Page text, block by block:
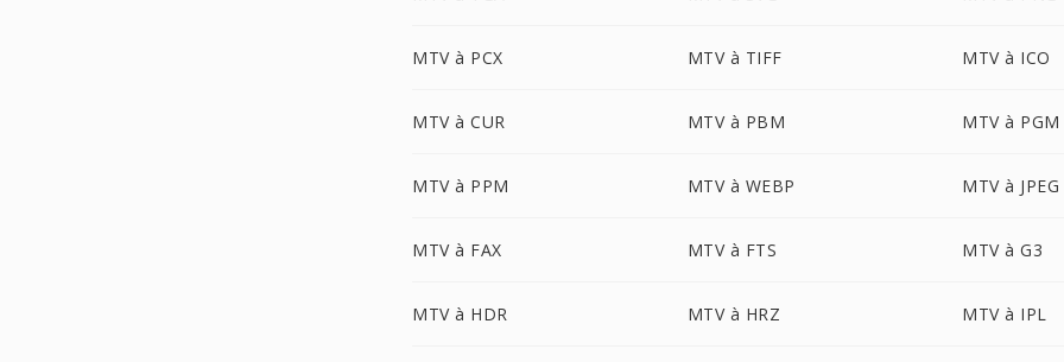
MTV à PCX MTV à TIFF MTV à ICO
MTV à CUR MTV à PBM MTV à PGM
MTV à PPM MTV à WEBP MTV à JPEG
MTV à FAX MTV à FTS MTV à G3
MTV à HDR MTV à HRZ MTV à IPL